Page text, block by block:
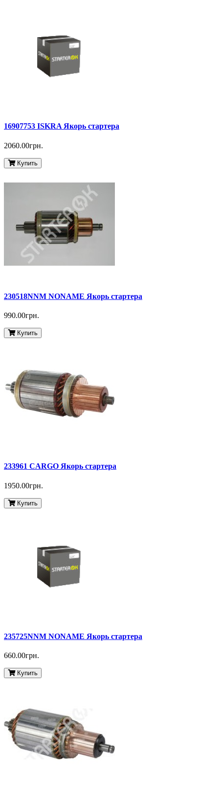
16907753 ISKRA Якорь стартера
2060.00грн.
Купить
230518NNM NONAME Якорь стартера
990.00грн.
Купить
233961 CARGO Якорь стартера
1950.00грн.
Купить
235725NNM NONAME Якорь стартера
660.00грн.
Купить